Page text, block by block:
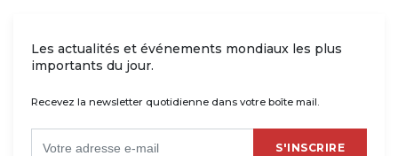
Les actualités et événements mondiaux les plus
importants du jour.
Recevez la newsletter quotidienne dans votre boîte mail.
S'INSCRIRE